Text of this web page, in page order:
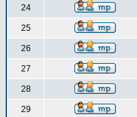
24
25
26
27
28
29